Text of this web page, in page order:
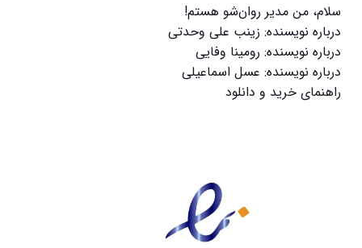
سلام، من مدیر روان‌شو هستم!
درباره نویسنده: زینب علی وحدتی
درباره نویسنده: رومینا وفایی
درباره نویسنده: عسل اسماعیلی
راهنمای خرید و دانلود